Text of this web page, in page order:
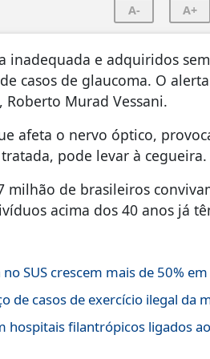
A- A+
inadequada e adquiridos
casos de glaucoma. O
Roberto Murad Vessani.
afeta o nervo óptico,
pode levar à cegueira.
milhão de brasileiros
acima dos 40 anos já
SUS crescem mais de 50%
de casos de exercício ilegal da
hospitais filantrópicos ligados ao